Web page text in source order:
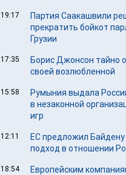
19:17
Партия Саакашвили
прекратить бойкот
Грузии
17:35
Борис Джонсон тайно
своей возлюбленной
15:58
Румыния выдала
в незаконной
игр
12:11
ЕС предложил
подход в отношении
18:54
Европейским